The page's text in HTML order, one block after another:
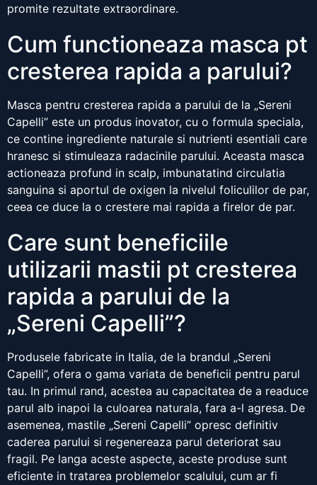
promite rezultate extraordinare.
Cum functioneaza masca pt
cresterea rapida a parului?
Masca pentru cresterea rapida a parului de la „Sereni
Capelli” este un produs inovator, cu o formula speciala,
ce contine ingrediente naturale si nutrienti esentiali care
hranesc si stimuleaza radacinile parului. Aceasta masca
actioneaza profund in scalp, imbunatatind circulatia
sanguina si aportul de oxigen la nivelul foliculilor de par,
ceea ce duce la o crestere mai rapida a firelor de par.
Care sunt beneficiile
utilizarii mastii pt cresterea
rapida a parului de la
„Sereni Capelli”?
Produsele fabricate in Italia, de la brandul „Sereni
Capelli”, ofera o gama variata de beneficii pentru parul
tau. In primul rand, acestea au capacitatea de a readuce
parul alb inapoi la culoarea naturala, fara a-l agresa. De
asemenea, mastile „Sereni Capelli” opresc definitiv
caderea parului si regenereaza parul deteriorat sau
fragil. Pe langa aceste aspecte, aceste produse sunt
eficiente in tratarea problemelor scalului, cum ar fi